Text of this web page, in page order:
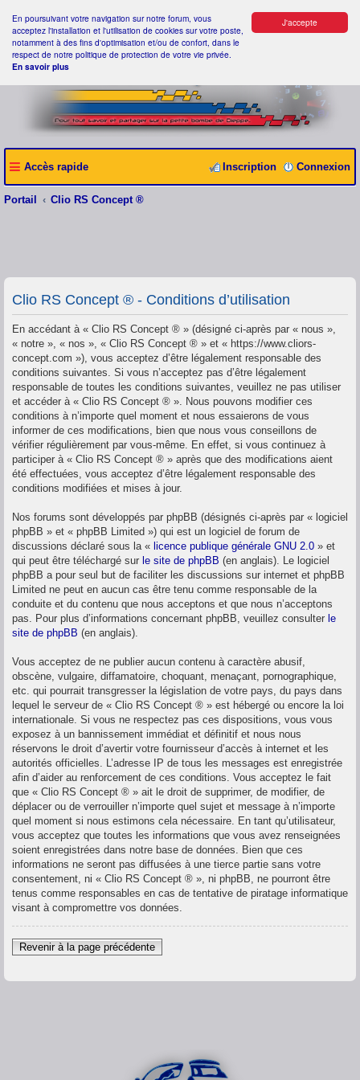
J'accepte
En poursuivant votre navigation sur notre forum, vous
acceptez l'installation et l'utilisation de cookies sur votre poste,
notamment à des fins d'optimisation et/ou de confort, dans le
respect de notre politique de protection de votre vie privée.
En savoir plus
Accès rapide Connexion
Inscription
Portail Clio RS Concept ®
Clio RS Concept ® - Conditions d’utilisation
En accédant à « Clio RS Concept ® » (désigné ci-après par « nous »,
« notre », « nos », « Clio RS Concept ® » et « https://www.cliors-
concept.com »), vous acceptez d’être légalement responsable des
conditions suivantes. Si vous n’acceptez pas d’être légalement
responsable de toutes les conditions suivantes, veuillez ne pas utiliser
et accéder à « Clio RS Concept ® ». Nous pouvons modifier ces
conditions à n’importe quel moment et nous essaierons de vous
informer de ces modifications, bien que nous vous conseillons de
vérifier régulièrement par vous-même. En effet, si vous continuez à
participer à « Clio RS Concept ® » après que des modifications aient
été effectuées, vous acceptez d’être légalement responsable des
conditions modifiées et mises à jour.
Nos forums sont développés par phpBB (désignés ci-après par « logiciel
phpBB » et « phpBB Limited ») qui est un logiciel de forum de
discussions déclaré sous la « licence publique générale GNU 2.0 » et
qui peut être téléchargé sur le site de phpBB (en anglais). Le logiciel
phpBB a pour seul but de faciliter les discussions sur internet et phpBB
Limited ne peut en aucun cas être tenu comme responsable de la
conduite et du contenu que nous acceptons et que nous n’acceptons
pas. Pour plus d’informations concernant phpBB, veuillez consulter le
site de phpBB (en anglais).
Vous acceptez de ne publier aucun contenu à caractère abusif,
obscène, vulgaire, diffamatoire, choquant, menaçant, pornographique,
etc. qui pourrait transgresser la législation de votre pays, du pays dans
lequel le serveur de « Clio RS Concept ® » est hébergé ou encore la loi
internationale. Si vous ne respectez pas ces dispositions, vous vous
exposez à un bannissement immédiat et définitif et nous nous
réservons le droit d’avertir votre fournisseur d’accès à internet et les
autorités officielles. L’adresse IP de tous les messages est enregistrée
afin d’aider au renforcement de ces conditions. Vous acceptez le fait
que « Clio RS Concept ® » ait le droit de supprimer, de modifier, de
déplacer ou de verrouiller n’importe quel sujet et message à n’importe
quel moment si nous estimons cela nécessaire. En tant qu’utilisateur,
vous acceptez que toutes les informations que vous avez renseignées
soient enregistrées dans notre base de données. Bien que ces
informations ne seront pas diffusées à une tierce partie sans votre
consentement, ni « Clio RS Concept ® », ni phpBB, ne pourront être
tenus comme responsables en cas de tentative de piratage informatique
visant à compromettre vos données.
Revenir à la page précédente